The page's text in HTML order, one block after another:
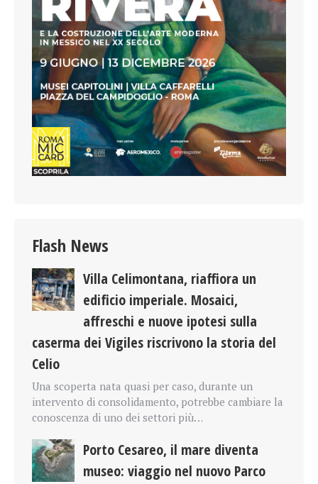
Flash News
Villa Celimontana, riaffiora un
edificio imperiale. Mosaici,
affreschi e nuove ipotesi sulla
caserma dei Vigiles riscrivono la storia del
Celio
Una scoperta nata quasi per caso, durante un
intervento di consolidamento, potrebbe cambiare la
conoscenza di uno dei settori più…
Porto Cesareo, il mare diventa
museo: viaggio nel nuovo Parco